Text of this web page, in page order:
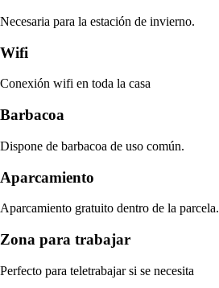
Necesaria para la estación de invierno.
Wifi
Conexión wifi en toda la casa
Barbacoa
Dispone de barbacoa de uso común.
Aparcamiento
Aparcamiento gratuito dentro de la parcela.
Zona para trabajar
Perfecto para teletrabajar si se necesita